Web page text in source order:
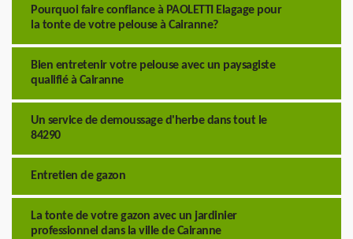
Pourquoi faire confiance à PAOLETTI Elagage pour
la tonte de votre pelouse à Cairanne?
Bien entretenir votre pelouse avec un paysagiste
qualifié à Cairanne
Un service de demoussage d'herbe dans tout le
84290
Entretien de gazon
La tonte de votre gazon avec un jardinier
professionnel dans la ville de Cairanne